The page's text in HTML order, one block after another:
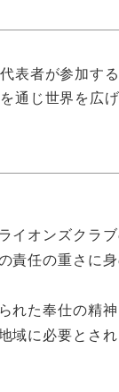
表者が参加する
通じ世界を広げ
イオンズクラ
責任の重さに
れた奉仕の精
域に必要とさ